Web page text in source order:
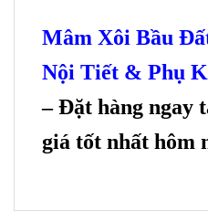
Mâm Xôi Bầu
Nội Tiết & Phụ
– Đặt hàng ngay
giá tốt nhất hôm